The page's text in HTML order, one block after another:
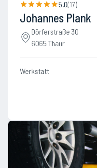
5.0(17)
Johannes Plank
Dörferstraße 30
6065 Thaur
Werkstatt